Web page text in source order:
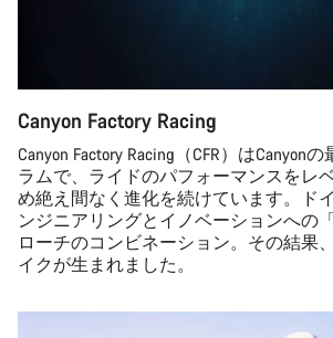
Canyon Factory Racing
Canyon Factory Racing（CFR）はCanyon
ラムで、ライドのパフォーマンスをレ
め絶え間なく進化を続けています。ド
ンジニアリングとイノベーションへの
ローチのコンビネーション。その結果
イクが生まれました。